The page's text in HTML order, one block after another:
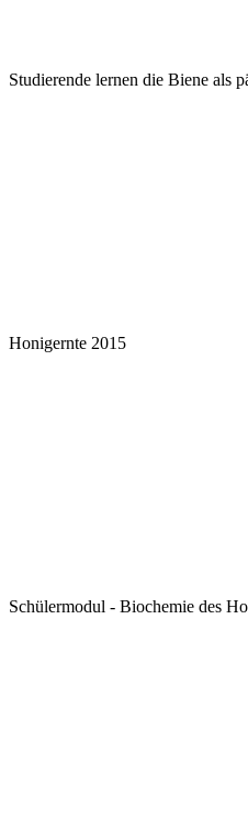
Studierende lernen die Biene als
Honigernte 2015
Schülermodul - Biochemie des